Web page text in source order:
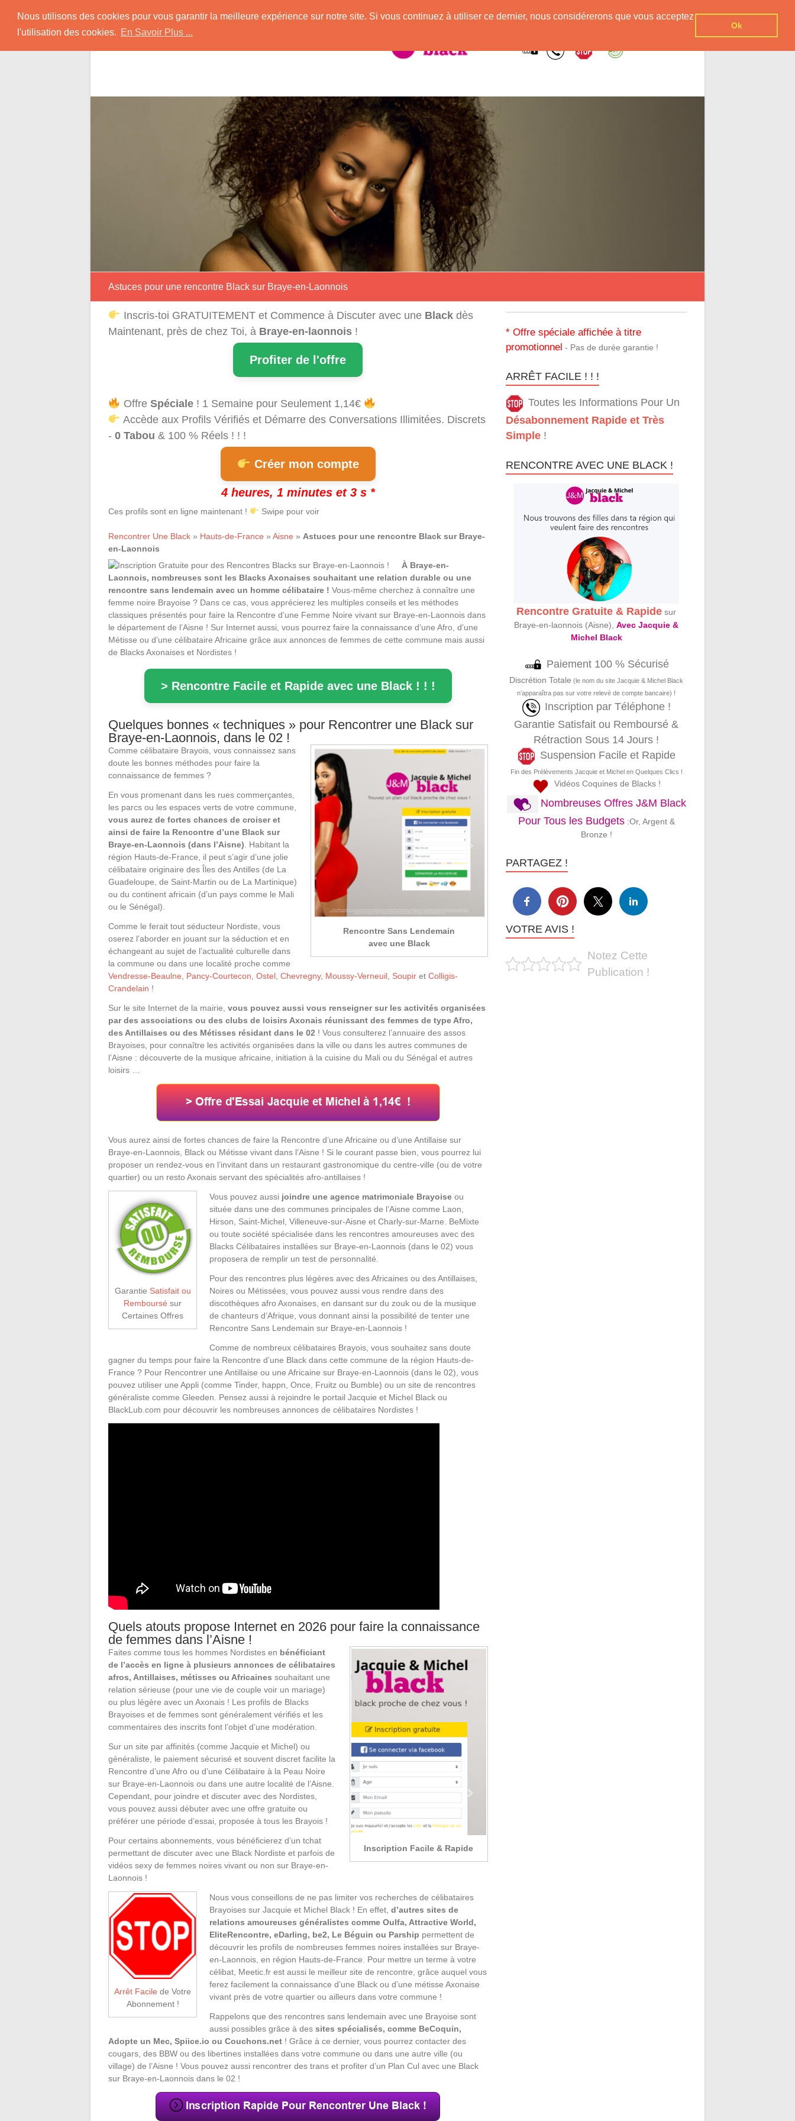
Nous utilisons des cookies pour vous garantir la meilleure expérience sur notre site. Si vous continuez à utiliser ce dernier, nous considérerons que vous acceptez
l'utilisation des cookies. En Savoir Plus ...
Ok
content
Rencontrer-Black
Conseils pour Rencontrer une Jolie Célibataire à la Peau Noire !
Astuces pour une rencontre Black sur Braye-en-Laonnois
Inscris-toi GRATUITEMENT et Commence à Discuter avec une Blackdès
Maintenant, près de chez Toi, à Braye-en-laonnois !
Profiter de l'offre
Offre Spéciale! 1 Semaine pour Seulement 1,14€
Accède aux Profils Vérifiés et Démarre des Conversations Illimitées. Discrets
- 0 Tabou & 100 % Réels ! ! !
Créer mon compte
4 heures, 1 minutes et 2 s *
Ces profils sont en ligne maintenant ! Swipe pour voir
Rencontrer Une Black » Hauts-de-France » Aisne » Astuces pour une rencontre Black sur Braye-
en-Laonnois
À Braye-en-
Laonnois, nombreuses sont les Blacks Axonaises souhaitant une relation durable ou une
rencontre sans lendemain avec un homme célibataire ! Vous-même cherchez à connaître une
femme noire Brayoise ? Dans ce cas, vous apprécierez les multiples conseils et les méthodes
classiques présentés pour faire la Rencontre d’une Femme Noire vivant sur Braye-en-Laonnois dans
le département de l’Aisne ! Sur Internet aussi, vous pourrez faire la connaissance d’une Afro, d’une
Métisse ou d’une célibataire Africaine grâce aux annonces de femmes de cette commune mais aussi
de Blacks Axonaises et Nordistes !
> Rencontre Facile et Rapide avec une Black ! ! !
Quelques bonnes « techniques » pour Rencontrer une Black sur
Braye-en-Laonnois, dans le 02 !
Rencontre Sans Lendemain
avec une Black
Comme célibataire Brayois, vous connaissez sans
doute les bonnes méthodes pour faire la
connaissance de femmes ?
En vous promenant dans les rues commerçantes,
les parcs ou les espaces verts de votre commune,
vous aurez de fortes chances de croiser et
ainsi de faire la Rencontre d’une Black sur
Braye-en-Laonnois (dans l’Aisne) . Habitant la
région Hauts-de-France, il peut s’agir d’une jolie
célibataire originaire des Îles des Antilles (de La
Guadeloupe, de Saint-Martin ou de La Martinique)
ou du continent africain (d’un pays comme le Mali
ou le Sénégal).
Comme le ferait tout séducteur Nordiste, vous
oserez l’aborder en jouant sur la séduction et en
échangeant au sujet de l’actualité culturelle dans
la commune ou dans une localité proche comme
Vendresse-Beaulne
Pancy-Courtecon Ostel Chevregny, Moussy-Verneuil Soupir et Colligis-
Crandelain !
Sur le site Internet de la mairie, vous pouvez aussi vous renseigner sur les activités organisées
par des associations ou des clubs de loisirs Axonais réunissant des femmes de type Afro,
des Antillaises ou des Métisses résidant dans le 02 ! Vous consulterez l’annuaire des assos
Brayoises, pour connaître les activités organisées dans la ville ou dans les autres communes de
l’Aisne : découverte de la musique africaine, initiation à la cuisine du Mali ou du Sénégal et autres
loisirs …
Vous aurez ainsi de fortes chances de faire la Rencontre d’une Africaine ou d’une Antillaise sur
Braye-en-Laonnois, Black ou Métisse vivant dans l’Aisne ! Si le courant passe bien, vous pourrez lui
proposer un rendez-vous en l’invitant dans un restaurant gastronomique du centre-ville (ou de votre
quartier) ou un resto Axonais servant des spécialités afro-antillaises !
Garantie Satisfait ou
Remboursé sur
Certaines Offres
Vous pouvez aussi joindre une agence matrimoniale Brayoise ou
située dans une des communes principales de l’Aisne comme Laon,
Hirson, Saint-Michel, Villeneuve-sur-Aisne et Charly-sur-Marne. BeMixte
ou toute société spécialisée dans les rencontres amoureuses avec des
Blacks Célibataires installées sur Braye-en-Laonnois (dans le 02) vous
proposera de remplir un test de personnalité.
Pour des rencontres plus légères avec des Africaines ou des Antillaises,
Noires ou Métissées, vous pouvez aussi vous rendre dans des
discothèques afro Axonaises, en dansant sur du zouk ou de la musique
de chanteurs d’Afrique, vous donnant ainsi la possibilité de tenter une
Rencontre Sans Lendemain sur Braye-en-Laonnois !
Comme de nombreux célibataires Brayois, vous souhaitez sans doute
gagner du temps pour faire la Rencontre d’une Black dans cette commune de la région Hauts-de-
France ? Pour Rencontrer une Antillaise ou une Africaine sur Braye-en-Laonnois (dans le 02), vous
pouvez utiliser une Appli (comme Tinder, happn, Once, Fruitz ou Bumble) ou un site de rencontres
généraliste comme Gleeden. Pensez aussi à rejoindre le portail Jacquie et Michel Black ou
BlackLub.com pour découvrir les nombreuses annonces de célibataires Nordistes !
Quels atouts propose Internet en 2026 pour faire la connaissance
de femmes dans l’Aisne !
Inscription Facile & Rapide
Faites comme tous les hommes Nordistes en bénéficiant
de l’accès en ligne à plusieurs annonces de célibataires
afros, Antillaises, métisses ou Africaines souhaitant une
relation sérieuse (pour une vie de couple voir un mariage)
ou plus légère avec un Axonais ! Les profils de Blacks
Brayoises et de femmes sont généralement vérifiés et les
commentaires des inscrits font l’objet d’une modération.
Sur un site par affinités (comme Jacquie et Michel) ou
généraliste, le paiement sécurisé et souvent discret facilite la
Rencontre d’une Afro ou d’une Célibataire à la Peau Noire
sur Braye-en-Laonnois ou dans une autre localité de l’Aisne.
Cependant, pour joindre et discuter avec des Nordistes,
vous pouvez aussi débuter avec une offre gratuite ou
préférer une période d’essai, proposée à tous les Brayois !
Pour certains abonnements, vous bénéficierez d’un tchat
permettant de discuter avec une Black Nordiste et parfois de
vidéos sexy de femmes noires vivant ou non sur Braye-en-
Laonnois !
Arrêt Facile de Votre
Abonnement !
Nous vous conseillons de ne pas limiter vos recherches de célibataires
Brayoises sur Jacquie et Michel Black ! En effet, d’autres sites de
relations amoureuses généralistes comme Oulfa, Attractive World,
EliteRencontre, eDarling, be2, Le Béguin ou Parship permettent de
découvrir les profils de nombreuses femmes noires installées sur Braye-
en-Laonnois, en région Hauts-de-France. Pour mettre un terme à votre
célibat, Meetic.fr est aussi le meilleur site de rencontre, grâce auquel vous
ferez facilement la connaissance d’une Black ou d’une métisse Axonaise
vivant près de votre quartier ou ailleurs dans votre commune !
Rappelons que des rencontres sans lendemain avec une Brayoise sont
aussi possibles grâce à des sites spécialisés, comme BeCoquin,
Adopte un Mec, Spiice.io ou Couchons.net ! Grâce à ce dernier, vous pourrez contacter des
cougars, des BBW ou des libertines installées dans votre commune ou dans une autre ville (ou
village) de l’Aisne ! Vous pouvez aussi rencontrer des trans et profiter d’un Plan Cul avec une Black
sur Braye-en-Laonnois dans le 02 !
* Offre spéciale affichée à titre
promotionnel - Pas de durée garantie !
ARRÊT FACILE ! ! !
Toutes les Informations Pour Un
Désabonnement Rapide et Très
Simple !
RENCONTRE AVEC UNE BLACK !
Rencontre Gratuite & Rapide sur
Braye-en-laonnois (Aisne),Avec Jacquie &
Michel Black
Paiement 100 % Sécurisé
Discrétion Totale (le nom du site Jacquie & Michel Black
n’apparaîtra pas sur votre relevé de compte bancaire) !
Inscription par Téléphone !
Garantie Satisfait ou Remboursé &
Rétraction Sous 14 Jours !
Suspension Facile et Rapide
Fin des Prélèvements Jacquie et Michel en Quelques Clics !
Vidéos Coquines de Blacks !
Nombreuses Offres J&M Black
Pour Tous les Budgets:Or, Argent &
Bronze !
PARTAGEZ !
VOTRE AVIS !
Notez Cette
Publication !